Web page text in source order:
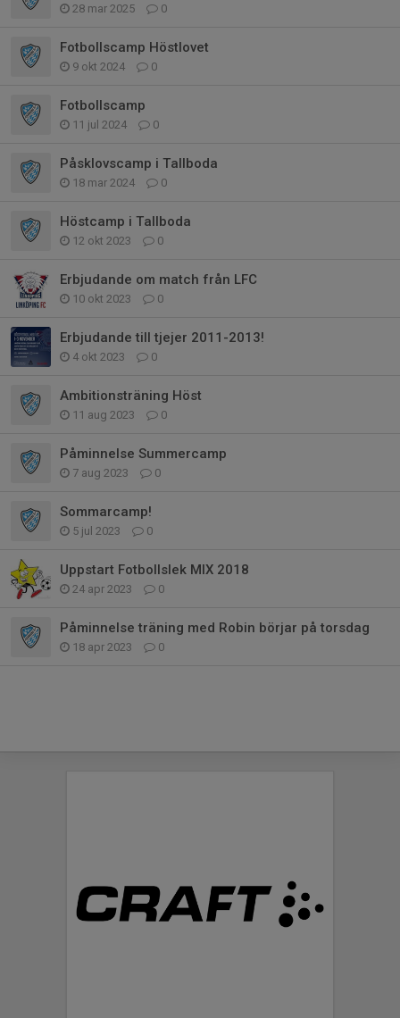
28 mar 2025 0
Fotbollscamp Höstlovet
9 okt 2024 0
Fotbollscamp
11 jul 2024 0
Påsklovscamp i Tallboda
18 mar 2024 0
Höstcamp i Tallboda
12 okt 2023 0
Erbjudande om match från LFC
10 okt 2023 0
Erbjudande till tjejer 2011-2013!
4 okt 2023 0
Ambitionsträning Höst
11 aug 2023 0
Påminnelse Summercamp
7 aug 2023 0
Sommarcamp!
5 jul 2023 0
Uppstart Fotbollslek MIX 2018
24 apr 2023 0
Påminnelse träning med Robin börjar på torsdag
18 apr 2023 0